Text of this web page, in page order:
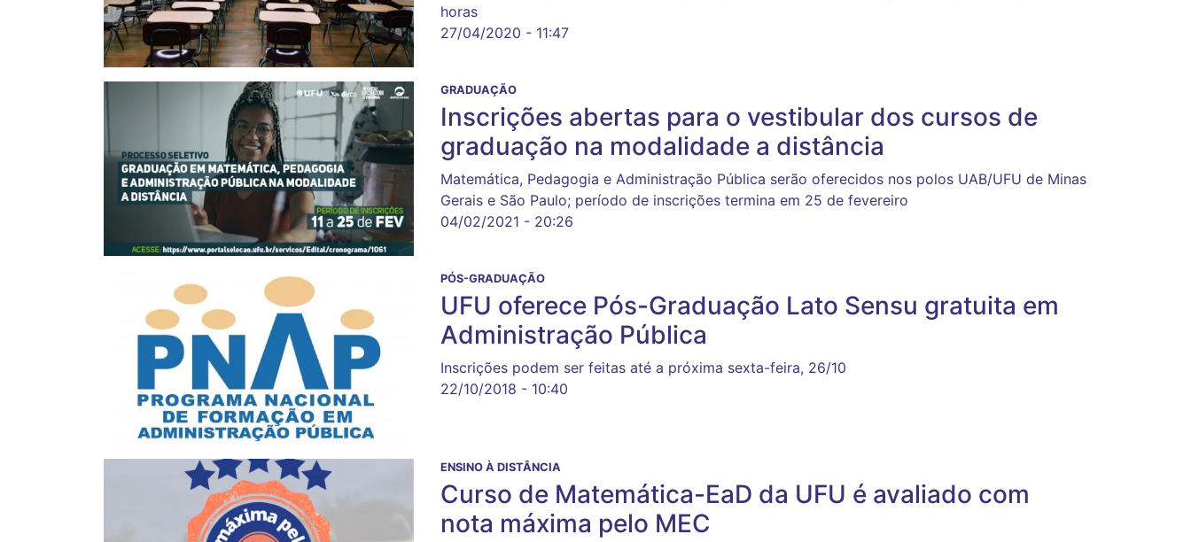
horas
27/04/2020 - 11:47
GRADUAÇÃO
Inscrições abertas para o vestibular dos cursos de
graduação na modalidade a distância
Matemática, Pedagogia e Administração Pública serão oferecidos nos polos UAB/UFU de Minas
Gerais e São Paulo; período de inscrições termina em 25 de fevereiro
04/02/2021 - 20:26
PÓS-GRADUAÇÃO
UFU oferece Pós-Graduação Lato Sensu gratuita em
Administração Pública
Inscrições podem ser feitas até a próxima sexta-feira, 26/10
22/10/2018 - 10:40
ENSINO À DISTÂNCIA
Curso de Matemática-EaD da UFU é avaliado com
nota máxima pelo MEC